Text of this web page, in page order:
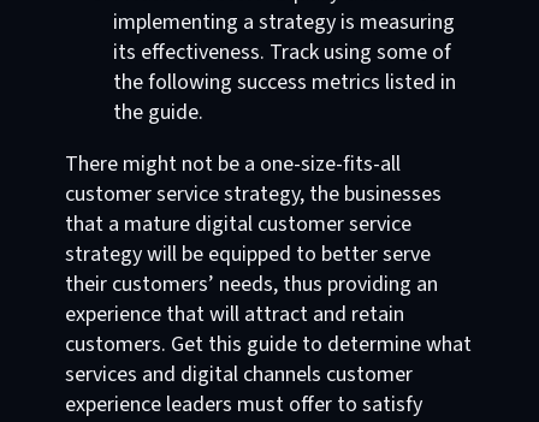
implementing a strategy is measuring
its effectiveness. Track using some of
the following success metrics listed in
the guide.
There might not be a one-size-fits-all
customer service strategy, the businesses
that a mature digital customer service
strategy will be equipped to better serve
their customers’ needs, thus providing an
experience that will attract and retain
customers. Get this guide to determine what
services and digital channels customer
experience leaders must offer to satisfy